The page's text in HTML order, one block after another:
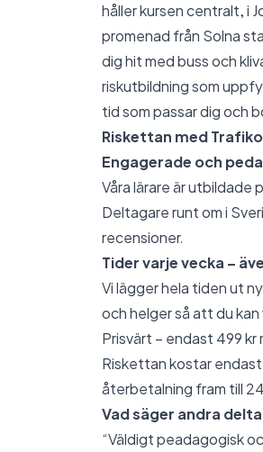
håller kursen centralt, i
promenad från Solna
dig hit med buss och
riskutbildning som
tid som passar dig och
Riskettan med Trafiko
Engagerade och
Våra lärare är utbildade
Deltagare runt om i
recensioner.
Tider varje vecka –
Vi lägger hela tiden ut
och helger så att du
Prisvärt – endast 499
Riskettan kostar
återbetalning fram till
Vad säger andra
“Väldigt peadagogisk